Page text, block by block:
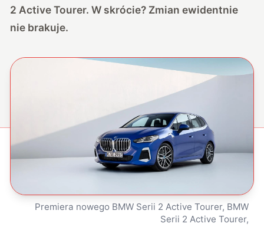
2 Active Tourer. W skrócie? Zmian ewidentnie
nie brakuje.
Premiera nowego BMW Serii 2 Active Tourer, BMW
Serii 2 Active Tourer,